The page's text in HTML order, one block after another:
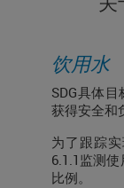
饮用水
SDG具体
获得安全和
为了跟踪
6.1.1监测
比例。